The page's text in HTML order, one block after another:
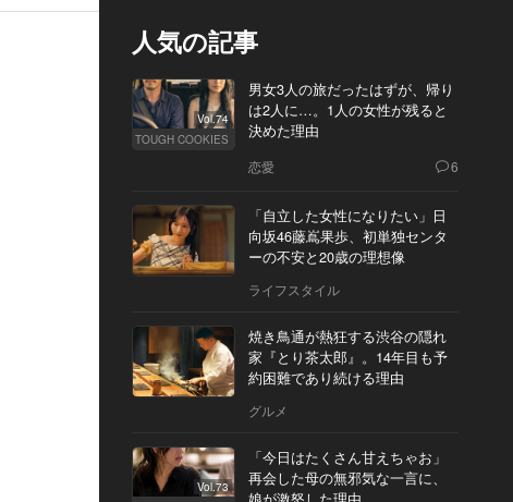
人気の記事
Vol.74
TOUGH COOKIES
男女3人の旅だったはずが、帰り
は2人に…。1人の女性が残ると
決めた理由
恋愛 6
「自立した女性になりたい」日
向坂46藤嶌果歩、初単独センタ
ーの不安と20歳の理想像
ライフスタイル
焼き鳥通が熱狂する渋谷の隠れ
家『とり茶太郎』。14年目も予
約困難であり続ける理由
グルメ
Vol.73
「今日はたくさん甘えちゃお」
再会した母の無邪気な一言に、